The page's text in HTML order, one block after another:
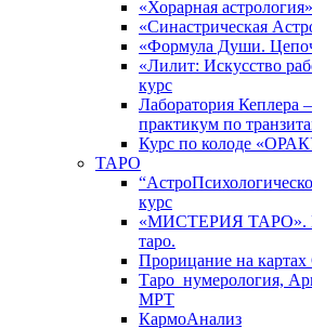
«Хорарная
«Синастрическая
«Формула Души.
«Лилит: Искусство
курс
Лаборатория Кеплера
практикум по
Курс по колоде
ТАРО
курс
«МИСТЕРИЯ ТАРО».
таро.
Прорицание на
Таро_нумерология,
МРТ
КармоАнализ